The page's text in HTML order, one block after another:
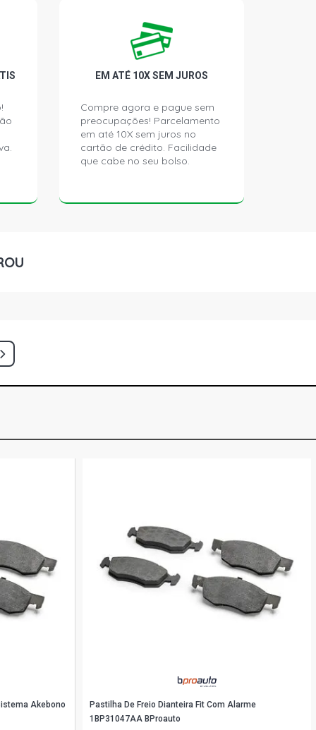
LUXO MINIVAN 0.8 6V GASOLINA
PICKUP 0.8 6V GASOLINA (1993 -
FULL VAN 0.8 6V GASOLINA
EM ATÉ 10X SEM JUROS
Compre agora e pague sem
preocupações! Parcelamento
em até 10X sem juros no
cartão de crédito. Facilidade
que cabe no seu bolso.
Akebono
Pastilha De Freio Dianteira Fit Com Alarme
1BP31047AA BProauto